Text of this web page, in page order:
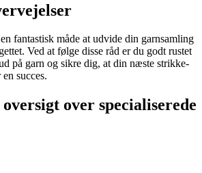
fantastisk måde at udvide din garnsamling
Ved at følge disse råd er du godt rustet
på garn og sikre dig, at din næste strikke-
succes.
over specialiserede